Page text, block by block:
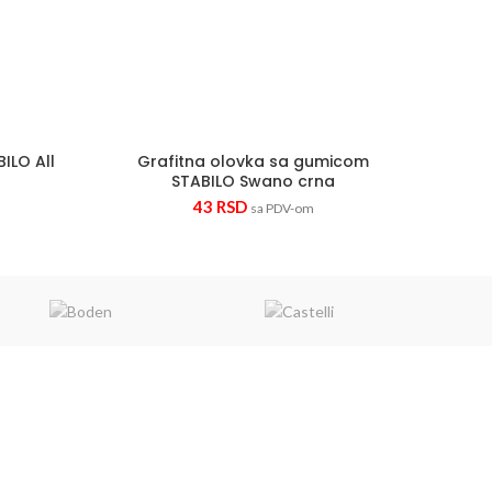
All
Grafitna olovka sa gumicom
STABILO Swano crna
43 RSD sa PDV-om